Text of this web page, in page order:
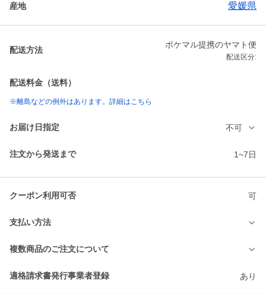
産地 愛媛県
配送方法
ポケマル提携のヤマト便
配送区分:
配送料金（送料）
※離島などの例外はあります。詳細はこちら
お届け日指定 不可
注文から発送まで 1~7日
クーポン利用可否 可
支払い方法
複数商品のご注文について
適格請求書発行事業者登録 あり